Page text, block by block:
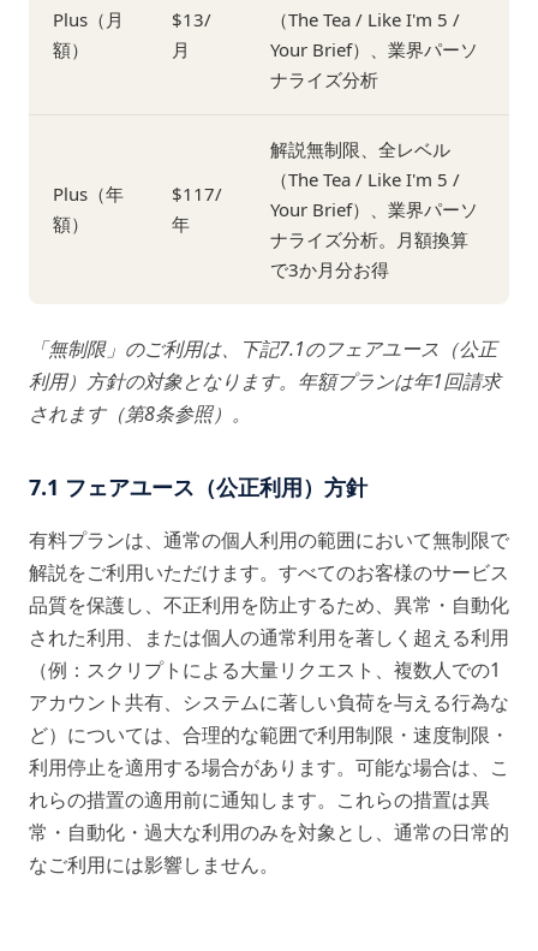
Plus（月
額）
$13/
月
（The Tea / Like I'm 5 /
Your Brief）、業界パーソ
ナライズ分析
Plus（年
額）
$117/
年
解説無制限、全レベル
（The Tea / Like I'm 5 /
Your Brief）、業界パーソ
ナライズ分析。月額換算
で3か月分お得
「無制限」のご利用は、下記7.1のフェアユース（公正
利用）方針の対象となります。年額プランは年1回請求
されます（第8条参照）。
7.1 フェアユース（公正利用）方針
有料プランは、通常の個人利用の範囲において無制限で
解説をご利用いただけます。すべてのお客様のサービス
品質を保護し、不正利用を防止するため、異常・自動化
された利用、または個人の通常利用を著しく超える利用
（例：スクリプトによる大量リクエスト、複数人での1
アカウント共有、システムに著しい負荷を与える行為な
ど）については、合理的な範囲で利用制限・速度制限・
利用停止を適用する場合があります。可能な場合は、こ
れらの措置の適用前に通知します。これらの措置は異
常・自動化・過大な利用のみを対象とし、通常の日常的
なご利用には影響しません。